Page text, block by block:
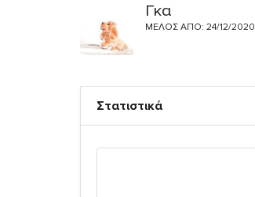
Γκα
ΜΈΛΟΣ ΑΠΌ: 24/12/2020
Στατιστικά